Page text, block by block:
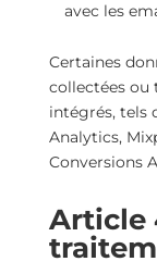
avec les
Certaines
collectées ou
intégrés, tels
Analytics,
Conversions
Article